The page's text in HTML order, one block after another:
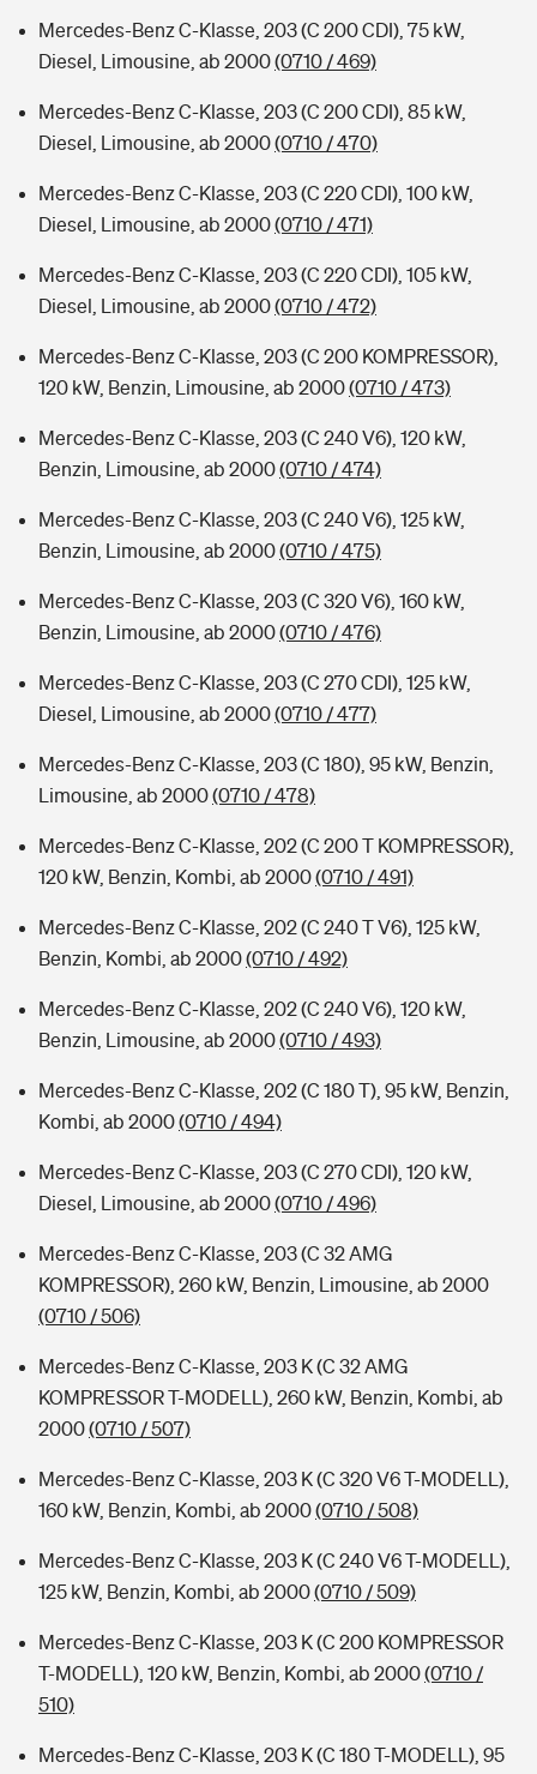
Mercedes-Benz C-Klasse, 203 (C 200 CDI), 75 kW,
Diesel, Limousine, ab 2000(0710 / 469)
Mercedes-Benz C-Klasse, 203 (C 200 CDI), 85 kW,
Diesel, Limousine, ab 2000(0710 / 470)
Mercedes-Benz C-Klasse, 203 (C 220 CDI), 100 kW,
Diesel, Limousine, ab 2000(0710 / 471)
Mercedes-Benz C-Klasse, 203 (C 220 CDI), 105 kW,
Diesel, Limousine, ab 2000(0710 / 472)
Mercedes-Benz C-Klasse, 203 (C 200 KOMPRESSOR),
120 kW, Benzin, Limousine, ab 2000(0710 / 473)
Mercedes-Benz C-Klasse, 203 (C 240 V6), 120 kW,
Benzin, Limousine, ab 2000(0710 / 474)
Mercedes-Benz C-Klasse, 203 (C 240 V6), 125 kW,
Benzin, Limousine, ab 2000(0710 / 475)
Mercedes-Benz C-Klasse, 203 (C 320 V6), 160 kW,
Benzin, Limousine, ab 2000(0710 / 476)
Mercedes-Benz C-Klasse, 203 (C 270 CDI), 125 kW,
Diesel, Limousine, ab 2000(0710 / 477)
Mercedes-Benz C-Klasse, 203 (C 180), 95 kW, Benzin,
Limousine, ab 2000(0710 / 478)
Mercedes-Benz C-Klasse, 202 (C 200 T KOMPRESSOR),
120 kW, Benzin, Kombi, ab 2000(0710 / 491)
Mercedes-Benz C-Klasse, 202 (C 240 T V6), 125 kW,
Benzin, Kombi, ab 2000(0710 / 492)
Mercedes-Benz C-Klasse, 202 (C 240 V6), 120 kW,
Benzin, Limousine, ab 2000(0710 / 493)
Mercedes-Benz C-Klasse, 202 (C 180 T), 95 kW, Benzin,
Kombi, ab 2000(0710 / 494)
Mercedes-Benz C-Klasse, 203 (C 270 CDI), 120 kW,
Diesel, Limousine, ab 2000(0710 / 496)
Mercedes-Benz C-Klasse, 203 (C 32 AMG
KOMPRESSOR), 260 kW, Benzin, Limousine, ab 2000
(0710 / 506)
Mercedes-Benz C-Klasse, 203 K (C 32 AMG
KOMPRESSOR T-MODELL), 260 kW, Benzin, Kombi, ab
2000(0710 / 507)
Mercedes-Benz C-Klasse, 203 K (C 320 V6 T-MODELL),
160 kW, Benzin, Kombi, ab 2000(0710 / 508)
Mercedes-Benz C-Klasse, 203 K (C 240 V6 T-MODELL),
125 kW, Benzin, Kombi, ab 2000(0710 / 509)
Mercedes-Benz C-Klasse, 203 K (C 200 KOMPRESSOR
T-MODELL), 120 kW, Benzin, Kombi, ab 2000(0710 /
510)
Mercedes-Benz C-Klasse, 203 K (C 180 T-MODELL), 95